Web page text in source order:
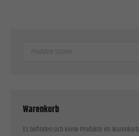
Warenkorb
Es befinden sich keine Produkte im Warenkorb.